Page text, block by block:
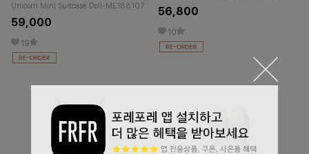
Unicorn Mini Suitcase Doll-ME188107
59,000
19
56,800
10